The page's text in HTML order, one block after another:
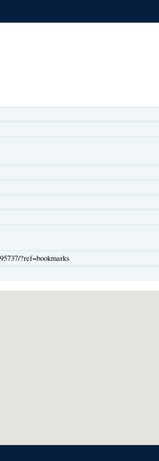
?ref=bookmarks